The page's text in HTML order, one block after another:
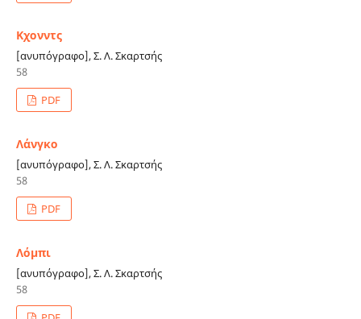
Κχονντς
[ανυπόγραφο], Σ. Λ. Σκαρτσής
58
PDF
Λάνγκο
[ανυπόγραφο], Σ. Λ. Σκαρτσής
58
PDF
Λόμπι
[ανυπόγραφο], Σ. Λ. Σκαρτσής
58